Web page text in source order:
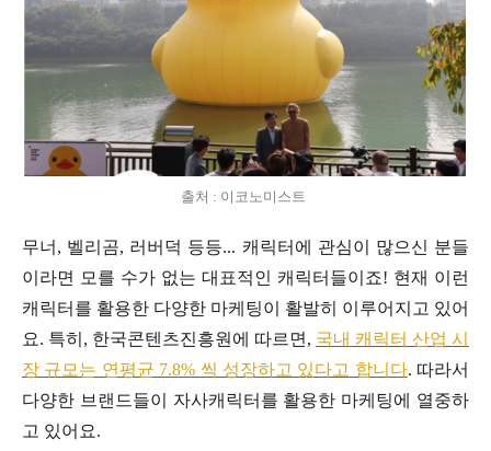
출처 : 이코노미스트
무너, 벨리곰, 러버덕 등등... 캐릭터에 관심이 많으신 분들
이라면 모를 수가 없는 대표적인 캐릭터들이죠! 현재 이런
캐릭터를 활용한 다양한 마케팅이 활발히 이루어지고 있어
요. 특히, 한국콘텐츠진흥원에 따르면, 국내 캐릭터 산업 시
장 규모는 연평균 7.8% 씩 성장하고 있다고 합니다. 따라서
다양한 브랜드들이 자사캐릭터를 활용한 마케팅에 열중하
고 있어요.